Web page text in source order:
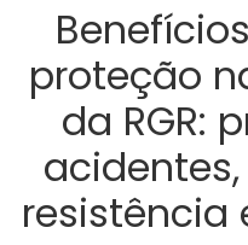
proteção
da RGR:
resistência